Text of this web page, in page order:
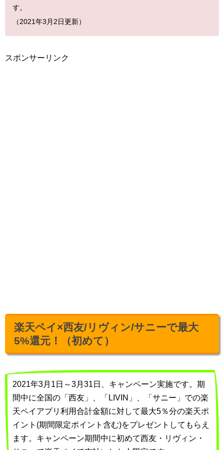
す。
（2021年3月2日更新）
スポンサーリンク
楽天ペイ×西友/リヴィン/サニーで最大
5%還元！（初めて）
2021年3月1日～3月31日、キャンペーン実施です。期
間中に全国の「西友」、「LIVIN」、「サニー」での楽
天ペイアプリ利用合計金額に対して最大5％分の楽天ポ
イント(期間限定ポイント含む)をプレゼントしてもらえ
ます。キャンペーン期間中に初めて西友・リヴィン・